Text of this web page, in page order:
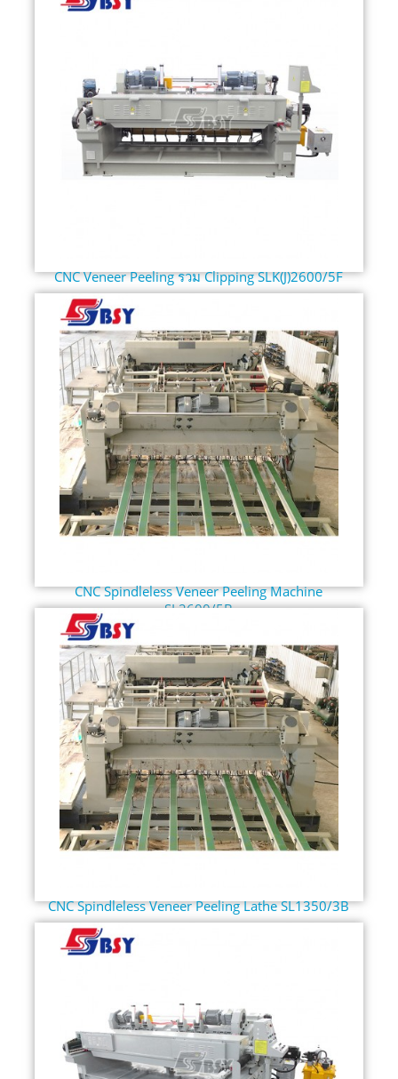
CNC Veneer Peeling รวม Clipping SLK(J)2600/5F
CNC Spindleless Veneer Peeling Machine
SL2600/5B
CNC Spindleless Veneer Peeling Lathe SL1350/3B